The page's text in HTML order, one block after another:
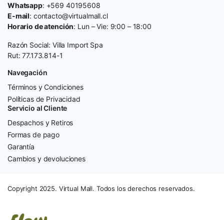
Whatsapp: +569 40195608
E-mail: contacto@virtualmall.cl
Horario de atención: Lun – Vie: 9:00 – 18:00
Razón Social: Villa Import Spa
Rut: 77.173.814-1
Navegación
Términos y Condiciones
Políticas de Privacidad
Servicio al Cliente
Despachos y Retiros
Formas de pago
Garantía
Cambios y devoluciones
Copyright 2025. Virtual Mall. Todos los derechos reservados.